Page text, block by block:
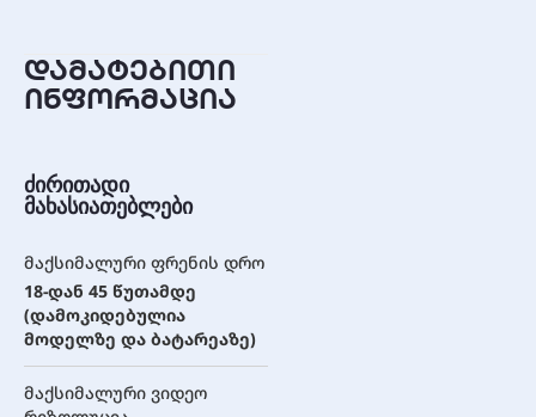
დამატებითი
ინფორმაცია
ძირითადი
მახასიათებლები
მაქსიმალური ფრენის დრო
18-დან 45 წუთამდე
(დამოკიდებულია
მოდელზე და ბატარეაზე)
მაქსიმალური ვიდეო